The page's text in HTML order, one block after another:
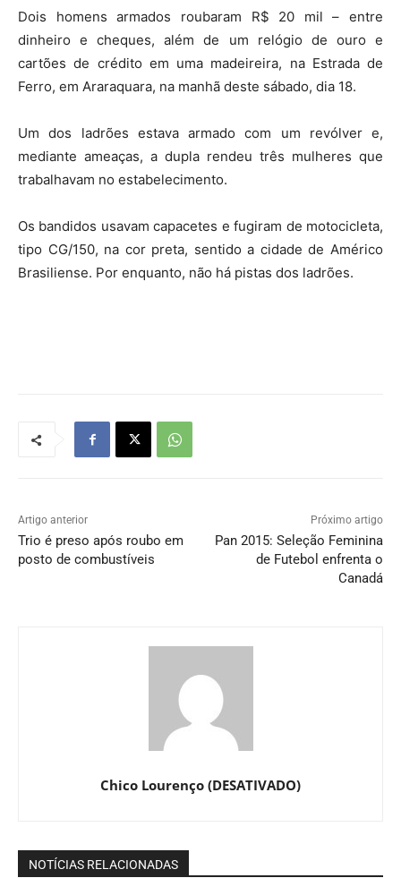
Dois homens armados roubaram R$ 20 mil – entre
dinheiro e cheques, além de um relógio de ouro e
cartões de crédito em uma madeireira, na Estrada de
Ferro, em Araraquara, na manhã deste sábado, dia 18.
Um dos ladrões estava armado com um revólver e,
mediante ameaças, a dupla rendeu três mulheres que
trabalhavam no estabelecimento.
Os bandidos usavam capacetes e fugiram de motocicleta,
tipo CG/150, na cor preta, sentido a cidade de Américo
Brasiliense. Por enquanto, não há pistas dos ladrões.
Artigo anterior
Trio é preso após roubo em
posto de combustíveis
Próximo artigo
Pan 2015: Seleção Feminina
de Futebol enfrenta o
Canadá
Chico Lourenço (DESATIVADO)
NOTÍCIAS RELACIONADAS